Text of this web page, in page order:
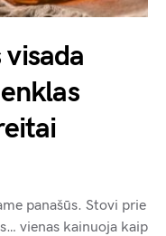
panašūs. Stovi prie
vienas kainuoja kaip